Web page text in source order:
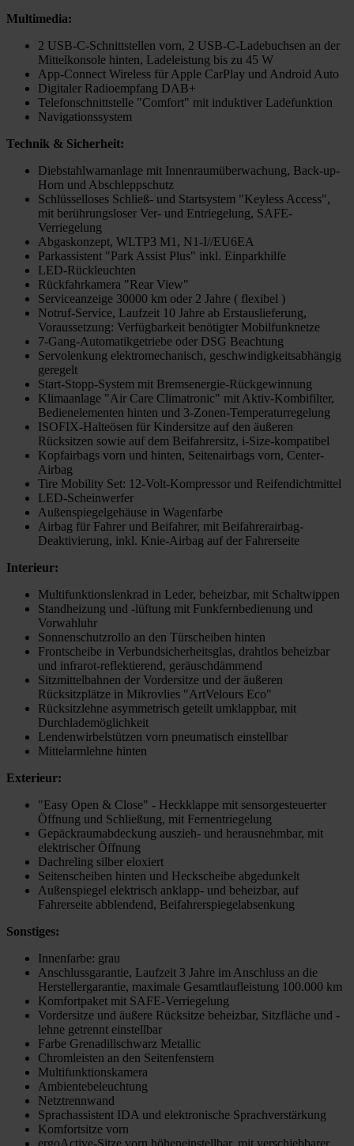
Multimedia:
2 USB-C-Schnittstellen vorn, 2 USB-C-Ladebuchsen an der
Mittelkonsole hinten, Ladeleistung bis zu 45 W
App-Connect Wireless für Apple CarPlay und Android Auto
Digitaler Radioempfang DAB+
Telefonschnittstelle "Comfort" mit induktiver Ladefunktion
Navigationssystem
Technik & Sicherheit:
Diebstahlwarnanlage mit Innenraumüberwachung, Back-up-
Horn und Abschleppschutz
Schlüsselloses Schließ- und Startsystem "Keyless Access",
mit berührungsloser Ver- und Entriegelung, SAFE-
Verriegelung
Abgaskonzept, WLTP3 M1, N1-I//EU6EA
Parkassistent "Park Assist Plus" inkl. Einparkhilfe
LED-Rückleuchten
Rückfahrkamera "Rear View"
Serviceanzeige 30000 km oder 2 Jahre ( flexibel )
Notruf-Service, Laufzeit 10 Jahre ab Erstauslieferung,
Voraussetzung: Verfügbarkeit benötigter Mobilfunknetze
7-Gang-Automatikgetriebe oder DSG Beachtung
Servolenkung elektromechanisch, geschwindigkeitsabhängig
geregelt
Start-Stopp-System mit Bremsenergie-Rückgewinnung
Klimaanlage "Air Care Climatronic" mit Aktiv-Kombifilter,
Bedienelementen hinten und 3-Zonen-Temperaturregelung
ISOFIX-Halteösen für Kindersitze auf den äußeren
Rücksitzen sowie auf dem Beifahrersitz, i-Size-kompatibel
Kopfairbags vorn und hinten, Seitenairbags vorn, Center-
Airbag
Tire Mobility Set: 12-Volt-Kompressor und Reifendichtmittel
LED-Scheinwerfer
Außenspiegelgehäuse in Wagenfarbe
Airbag für Fahrer und Beifahrer, mit Beifahrerairbag-
Deaktivierung, inkl. Knie-Airbag auf der Fahrerseite
Interieur:
Multifunktionslenkrad in Leder, beheizbar, mit Schaltwippen
Standheizung und -lüftung mit Funkfernbedienung und
Vorwahluhr
Sonnenschutzrollo an den Türscheiben hinten
Frontscheibe in Verbundsicherheitsglas, drahtlos beheizbar
und infrarot-reflektierend, geräuschdämmend
Sitzmittelbahnen der Vordersitze und der äußeren
Rücksitzplätze in Mikrovlies "ArtVelours Eco"
Rücksitzlehne asymmetrisch geteilt umklappbar, mit
Durchlademöglichkeit
Lendenwirbelstützen vorn pneumatisch einstellbar
Mittelarmlehne hinten
Exterieur:
"Easy Open & Close" - Heckklappe mit sensorgesteuerter
Öffnung und Schließung, mit Fernentriegelung
Gepäckraumabdeckung auszieh- und herausnehmbar, mit
elektrischer Öffnung
Dachreling silber eloxiert
Seitenscheiben hinten und Heckscheibe abgedunkelt
Außenspiegel elektrisch anklapp- und beheizbar, auf
Fahrerseite abblendend, Beifahrerspiegelabsenkung
Sonstiges:
Innenfarbe: grau
Anschlussgarantie, Laufzeit 3 Jahre im Anschluss an die
Herstellergarantie, maximale Gesamtlaufleistung 100.000 km
Komfortpaket mit SAFE-Verriegelung
Vordersitze und äußere Rücksitze beheizbar, Sitzfläche und -
lehne getrennt einstellbar
Farbe Grenadillschwarz Metallic
Chromleisten an den Seitenfenstern
Multifunktionskamera
Ambientebeleuchtung
Netztrennwand
Sprachassistent IDA und elektronische Sprachverstärkung
Komfortsitze vorn